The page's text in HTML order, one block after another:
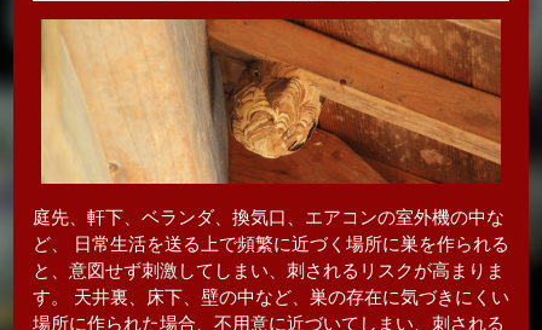
庭先、軒下、ベランダ、換気口、エアコンの室外機の中な
ど、 日常生活を送る上で頻繁に近づく場所に巣を作られる
と、意図せず刺激してしまい、刺されるリスクが高まりま
す。 天井裏、床下、壁の中など、巣の存在に気づきにくい
場所に作られた場合、不用意に近づいてしまい、刺される